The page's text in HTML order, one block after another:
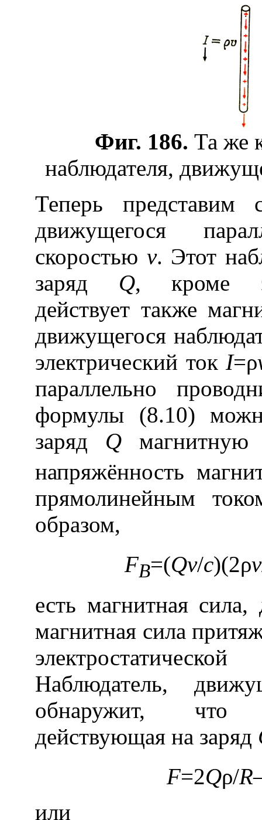
Фиг. 186. Та же
наблюдателя,
Теперь представим
движущегося
скоростью v. Этот
заряд Q, кроме
действует также
движущегося
электрический ток I=ρ
параллельно
формулы (8.10)
заряд Q
напряжённость
прямолинейным
образом,
FB=(Qv/с)(2ρv
есть магнитная
магнитная сила
Наблюдатель,
обнаружит, что
действующая на заряд
F=2Qρ/
или